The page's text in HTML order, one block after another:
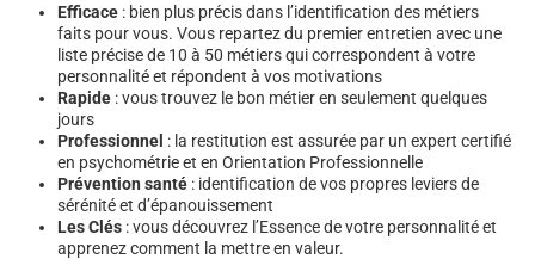
Efficace : bien plus précis dans l’identification des métiers
faits pour vous. Vous repartez du premier entretien avec une
liste précise de 10 à 50 métiers qui correspondent à votre
personnalité et répondent à vos motivations
Rapide : vous trouvez le bon métier en seulement quelques
jours
Professionnel : la restitution est assurée par un expert certifié
en psychométrie et en Orientation Professionnelle
Prévention santé : identification de vos propres leviers de
sérénité et d’épanouissement
Les Clés : vous découvrez l’Essence de votre personnalité et
apprenez comment la mettre en valeur.